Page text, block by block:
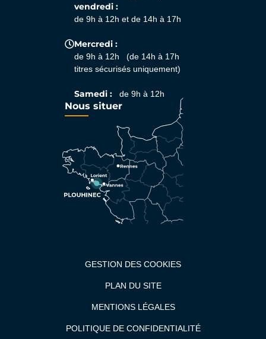
vendredi :
de 9h à 12h et de 14h à 17h
Mercredi :
de 9h à 12h (de 14h à 17h
titres sécurisés uniquement)
Samedi : de 9h à 12h
Nous situer
GESTION DES COOKIES
PLAN DU SITE
MENTIONS LÉGALES
POLITIQUE DE CONFIDENTIALITÉ